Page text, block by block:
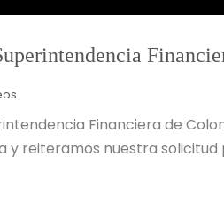
Financiera de
y reiteramos nuestra